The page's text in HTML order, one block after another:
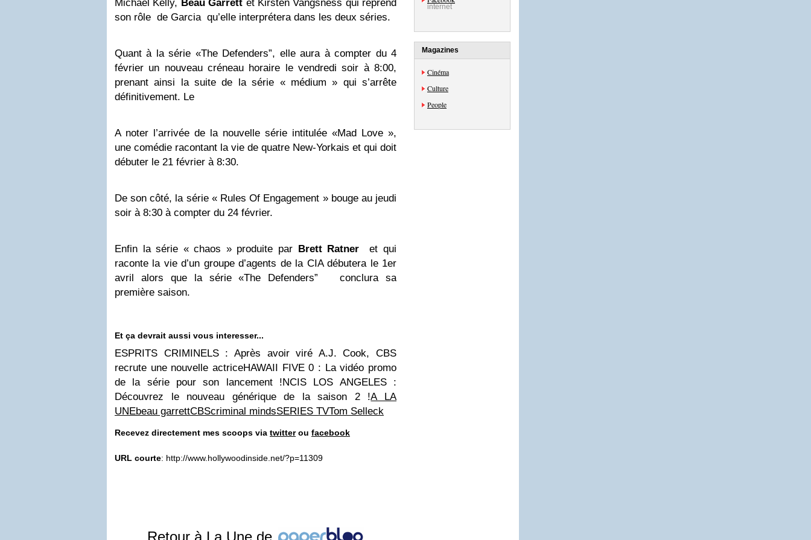
Michael Kelly, Beau Garrett et Kirsten Vangsness qui reprend
son rôle de Garcia qu’elle interprétera dans les deux séries.
Quant à la série «The Defenders”, elle aura à compter du 4
février un nouveau créneau horaire le vendredi soir à 8:00,
prenant ainsi la suite de la série « médium » qui s’arrête
définitivement. Le
A noter l’arrivée de la nouvelle série intitulée «Mad Love »,
une comédie racontant la vie de quatre New-Yorkais et qui doit
débuter le 21 février à 8:30.
De son côté, la série « Rules Of Engagement » bouge au jeudi
soir à 8:30 à compter du 24 février.
Enfin la série « chaos » produite par Brett Ratner et qui
raconte la vie d’un groupe d’agents de la CIA débutera le 1er
avril alors que la série «The Defenders” conclura sa
première saison.
Et ça devrait aussi vous interesser...
ESPRITS CRIMINELS : Après avoir viré A.J. Cook, CBS
recrute une nouvelle actriceHAWAII FIVE 0 : La vidéo promo
de la série pour son lancement !NCIS LOS ANGELES :
Découvrez le nouveau générique de la saison 2 !A LA
UNEbeau garrettCBScriminal mindsSERIES TVTom Selleck
Recevez directement mes scoops via twitterou facebook
URL courte: http://www.hollywoodinside.net/?p=11309
internet
Magazines
Cinéma
Culture
People